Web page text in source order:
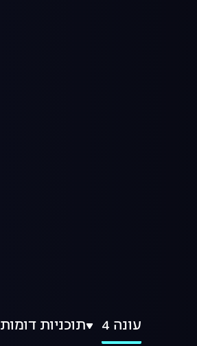
עונה 4 תוכניות דומות